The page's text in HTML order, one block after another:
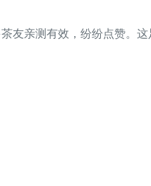
友亲测有效，纷纷点赞。